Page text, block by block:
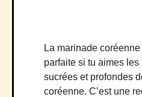
La marinade
parfaite si tu aimes
sucrées et profondes
coréenne. C’est une